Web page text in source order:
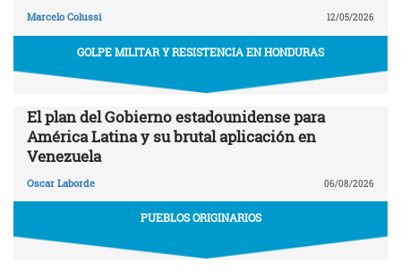
Marcelo Colussi 12/05/2026
GOLPE MILITAR Y RESISTENCIA EN HONDURAS
El plan del Gobierno estadounidense para
América Latina y su brutal aplicación en
Venezuela
Oscar Laborde 06/08/2026
PUEBLOS ORIGINARIOS